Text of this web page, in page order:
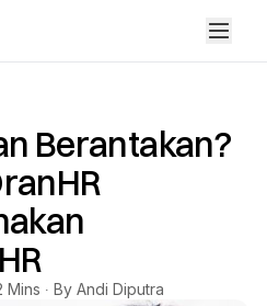
Berantakan?
∙ By Andi Diputra